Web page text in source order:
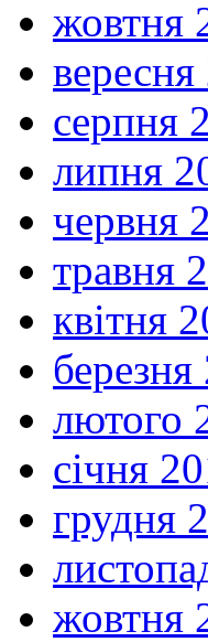
жовтня
серпня
липня
червня
травня
квітня
лютого
січня
грудня
жовтня